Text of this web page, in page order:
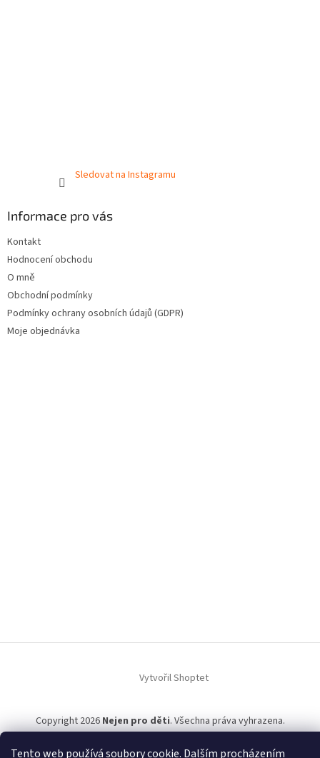
Tento web používá soubory cookie. Dalším procházením
Sledovat na Instagramu
Informace pro vás
Kontakt
Hodnocení obchodu
O mně
Obchodní podmínky
Podmínky ochrany osobních údajů (GDPR)
Moje objednávka
Vytvořil Shoptet
Copyright 2026 Nejen pro děti. Všechna práva vyhrazena.